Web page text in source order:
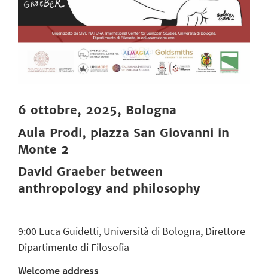
6 ottobre, 2025, Bologna
Aula Prodi, piazza San Giovanni in
Monte 2
David Graeber between
anthropology and philosophy
9:00 Luca Guidetti, Università di Bologna, Direttore
Dipartimento di Filosofia
Welcome address